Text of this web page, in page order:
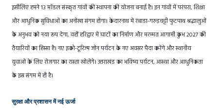
इसीलिए हमने 13 मॉडल संस्कृत गांवों की स्थापना की योजना बनाई है। इन गांवों में परंपरा, शिक्षा
और आधुनिक सुविधाओं का अनोखा संगम होगा। केदारनाथ में रंबाडा-गरुड़चट्टी फुटपाथ श्रद्धालुओं
के अनुभव को नया रूप देगा, वहीं हरिद्वार में घाटों का निर्माण और मरम्मत आगामी कुंभ 2027 की
तैयारियों का हिस्सा है। नए इको-टूरिज्म जोन पर्यटन के नए अवसर पैदा करेंगे और स्थानीय
युवाओं के लिए रोजगार का रास्ता खोलेंगे। उत्तराखंड का भविष्य पर्यटन, आस्था और आधुनिकता
के इस संगम में ही है।
सुरक्षा और प्रशासन में नई ऊर्जा